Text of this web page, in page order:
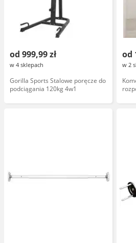
od 999,99 zł
w 4 sklepach
Gorilla Sports Stalowe poręcze do
podciągania 120kg 4w1
od
w 2